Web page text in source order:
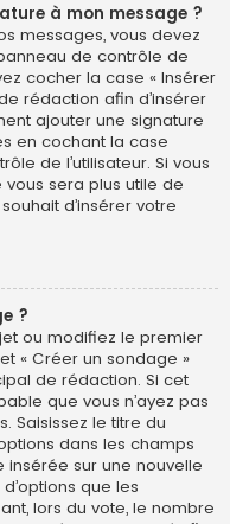
à mon message ?
messages, vous devez
de contrôle de
cocher la case « Insérer
rédaction afin d’insérer
ajouter une signature
en cochant la case
de l’utilisateur. Si vous
sera plus utile de
d’insérer votre
?
ou modifiez le premier
« Créer un sondage »
de rédaction. Si cet
que vous n’ayez pas
Saisissez le titre du
dans les champs
sur une nouvelle
que les
lors du vote, le nombre